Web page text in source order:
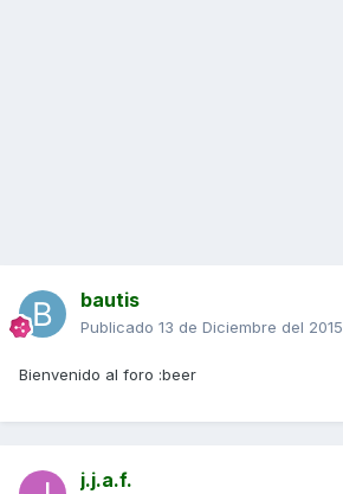
bautis
Publicado 13 de Diciembre del 2015
Bienvenido al foro :beer
j.j.a.f.